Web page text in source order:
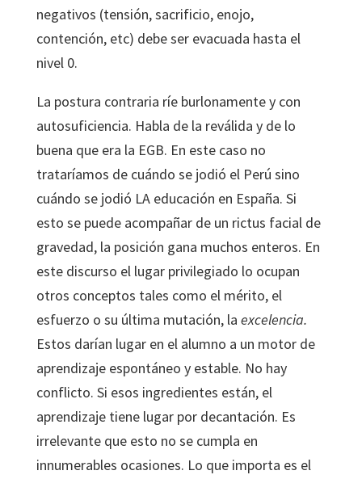
negativos (tensión, sacrificio, enojo,
contención, etc) debe ser evacuada hasta el
nivel 0.
La postura contraria ríe burlonamente y con
autosuficiencia. Habla de la reválida y de lo
buena que era la EGB. En este caso no
trataríamos de cuándo se jodió el Perú sino
cuándo se jodió LA educación en España. Si
esto se puede acompañar de un rictus facial de
gravedad, la posición gana muchos enteros. En
este discurso el lugar privilegiado lo ocupan
otros conceptos tales como el mérito, el
esfuerzo o su última mutación, la excelencia.
Estos darían lugar en el alumno a un motor de
aprendizaje espontáneo y estable. No hay
conflicto. Si esos ingredientes están, el
aprendizaje tiene lugar por decantación. Es
irrelevante que esto no se cumpla en
innumerables ocasiones. Lo que importa es el